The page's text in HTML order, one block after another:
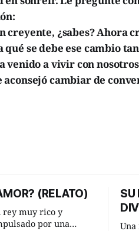
creyente, ¿sabes? Ahora
qué se debe ese cambio
venido a vivir con
cambiar de
(RELATO)
rey muy rico y
por una
SU
Una